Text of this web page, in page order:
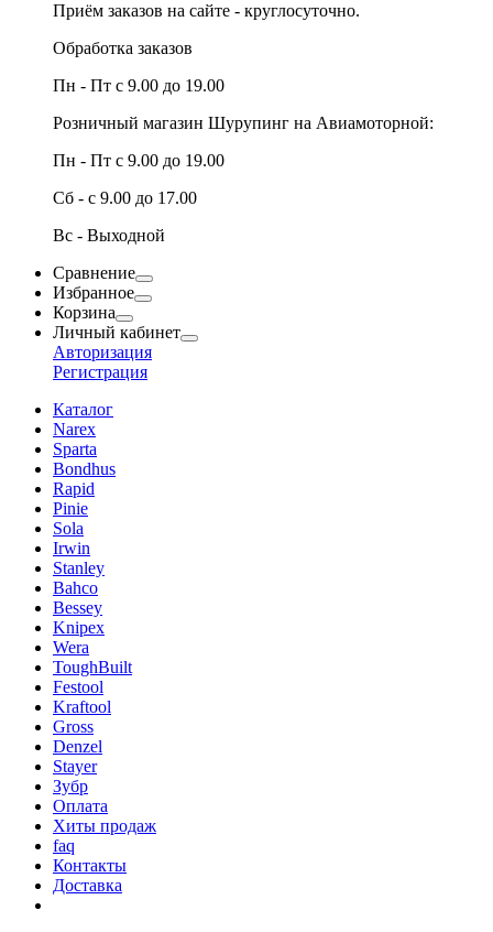
Приём заказов на сайте - круглосуточно.
Обработка заказов
Пн - Пт с 9.00 до 19.00
Розничный магазин Шурупинг на Авиамоторной:
Пн - Пт с 9.00 до 19.00
Сб - с 9.00 до 17.00
Вс - Выходной
Сравнение
Избранное
Корзина
Личный кабинет
Авторизация
Регистрация
Каталог
Narex
Sparta
Bondhus
Rapid
Pinie
Sola
Irwin
Stanley
Bahco
Bessey
Knipex
Wera
ToughBuilt
Festool
Kraftool
Gross
Denzel
Stayer
Зубр
Оплата
Хиты продаж
faq
Контакты
Доставка